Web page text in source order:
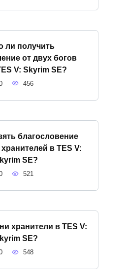
ли получить
от двух богов
V: Skyrim SE?
456
благословение
в TES V:
SE?
521
хранители в TES V:
SE?
548